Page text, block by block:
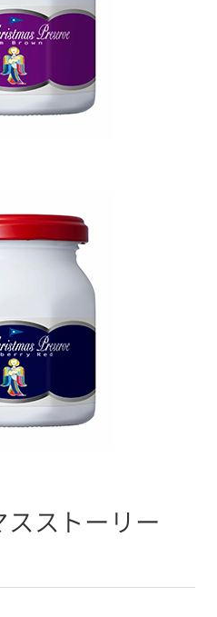
ストーリー